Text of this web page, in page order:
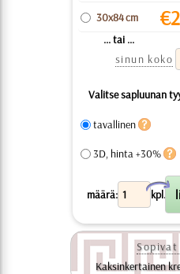
30x84 cm €
... tai ...
sinun koko
Valitse sapluunan
tavallinen
3D, hinta +30%
määrä: kpl.
X
Kaksinkertainen